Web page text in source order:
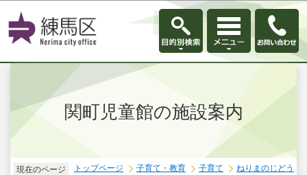
このページの本文へ移動
関町児童館の施設案内
現在のページ トップページ 子育て・教育 子育て
ねりまのじどう